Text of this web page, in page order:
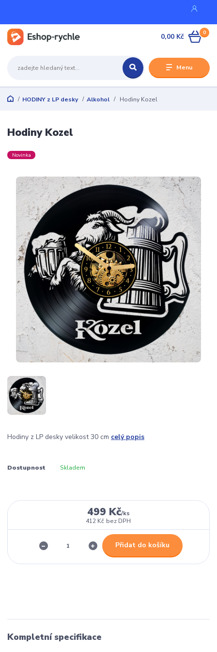
Menu
0
0,00 Kč
HODINY z LP desky Alkohol Hodiny Kozel
Hodiny Kozel
Novinka
Hodiny z LP desky velikost 30 cm celý popis
Dostupnost Skladem
499 Kč/ks
412 Kč bez DPH
Přidat do košíku
Kompletní specifikace